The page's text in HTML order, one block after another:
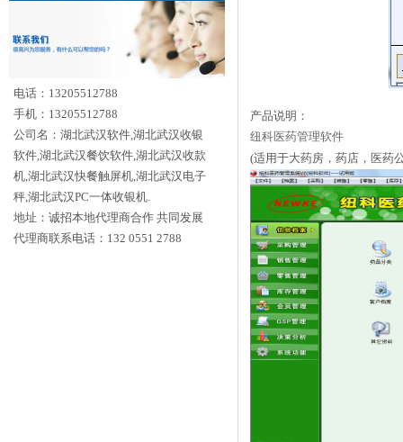
电话：13205512788
手机：13205512788
公司名：湖北武汉软件,湖北武汉收银
软件,湖北武汉餐饮软件,湖北武汉收款
机,湖北武汉快餐触屏机,湖北武汉电子
秤,湖北武汉PC一体收银机.
地址：诚招本地代理商合作 共同发展
代理商联系电话：132 0551 2788
产品说明：
纽科医药管理软件
(适用于大药房，药店，医药